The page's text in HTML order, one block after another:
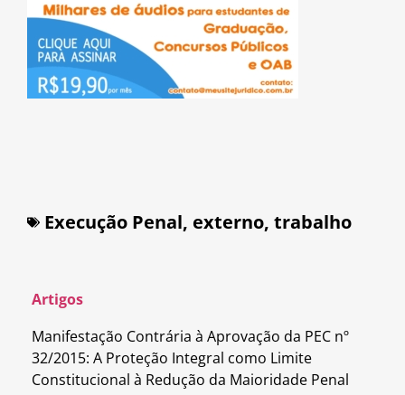
Execução Penal, externo, trabalho
Artigos
Manifestação Contrária à Aprovação da PEC nº
32/2015: A Proteção Integral como Limite
Constitucional à Redução da Maioridade Penal